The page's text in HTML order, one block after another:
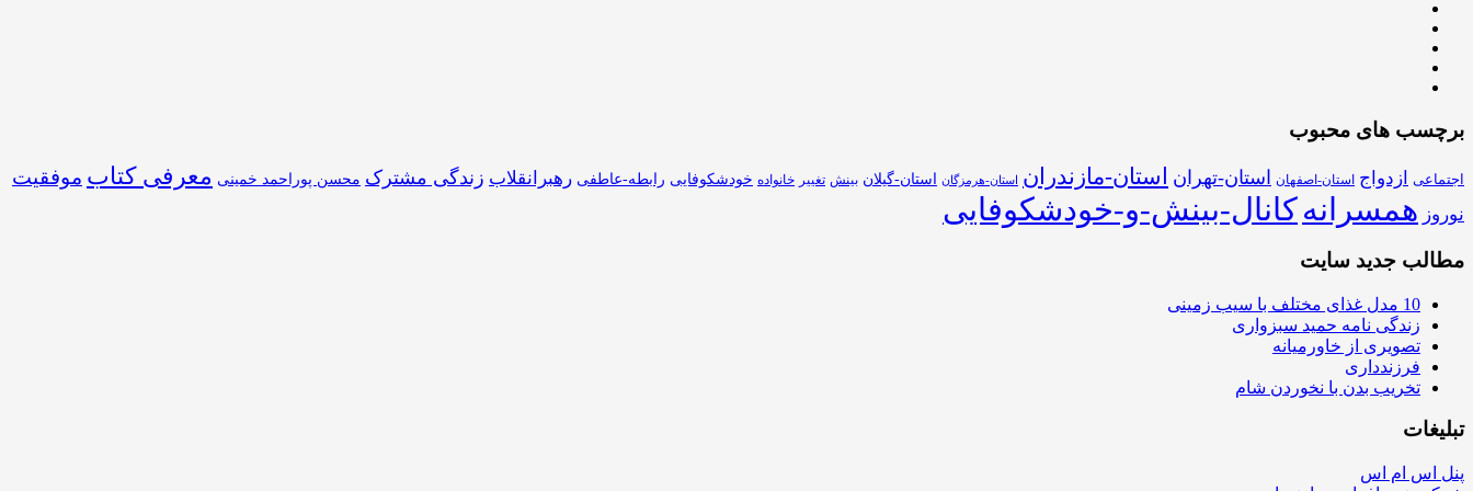
برچسب های محبوب
اجتماعی ازدواج استان-اصفهان استان-تهران استان-مازندران استان-هرمزگان استان-گیلان بینش تغییر خانواده خودشکوفایی رابطه-عاطفی رهبرانقلاب زندگی مشترک محسن پوراحمد خمینی معرفی کتاب موفقیت
نوروز همسرانهکانال-بینش-و-خودشکوفایی
مطالب جدید سایت
10 مدل غذای مختلف با سیب زمینی
زندگی نامه حمید سبزواری
تصویری از خاورمیانه
فرزندداری
تخریب بدن با نخوردن شام
تبلیغات
پنل اس ام اس